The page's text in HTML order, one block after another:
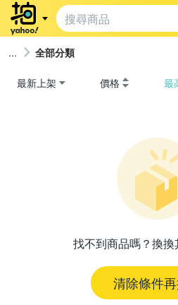
全部分類
最新上架 價格 最
找不到商品嗎？換換
清除條件